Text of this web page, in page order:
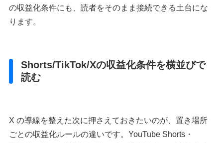
の収益化条件にも、読者をそのまま接続できる土台にな
ります。
Shorts/TikTok/Xの収益化条件を横並びで
読む
X の導線を整えた次に押さえておきたいのが、置き場所
ごとの収益化ルールの違いです。YouTube Shorts・